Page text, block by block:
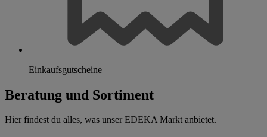
Einkaufsgutscheine
Beratung und Sortiment
Hier findest du alles, was unser EDEKA Markt anbietet.